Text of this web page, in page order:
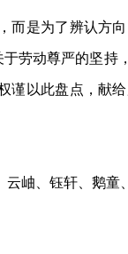
而是为了辨认方
劳动尊严的坚
谨以此盘点，献
云岫、钰轩、鹅童